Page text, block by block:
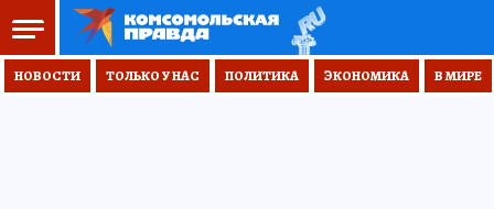
НОВОСТИ ТОЛЬКО У НАС ПОЛИТИКА ЭКОНОМИКА В МИРЕ